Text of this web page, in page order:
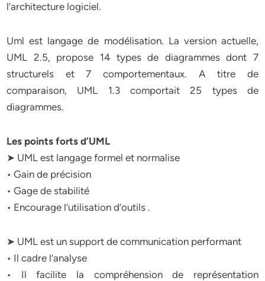
l’architecture logiciel.
Uml est langage de modélisation. La version actuelle,
UML 2.5, propose 14 types de diagrammes dont 7
structurels et 7 comportementaux. A titre de
comparaison, UML 1.3 comportait 25 types de
diagrammes.
Les points forts d’UML
➤ UML est langage formel et normalise
• Gain de précision
• Gage de stabilité
• Encourage l’utilisation d’outils .
➤ UML est un support de communication performant
• Il cadre l’analyse
• Il facilite la compréhension de représentation